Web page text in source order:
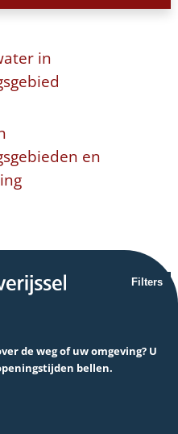
in
en
Filters
de weg of uw omgeving? U
bellen.